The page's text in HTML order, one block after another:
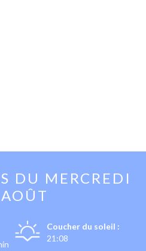
DU MERCREDI
Coucher du soleil :
21:08